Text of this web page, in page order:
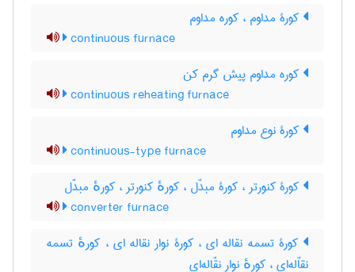
کورۀ مداوم ، کوره مداوم
continuous furnace
کوره مداوم پیش گرم کن
continuous reheating furnace
کورۀ نوع مداوم
continuous-type furnace
کورۀ کنورتر ، کورۀ مبدّل ، کورهٔ کنورتر ، کورهٔ مبدّل
converter furnace
کورۀ تسمه نقاله ای ، کورۀ نوار نقاله ای ، کورهٔ تسمه
نقاّله‌ای ، کورهٔ نوار نقّاله‌ای